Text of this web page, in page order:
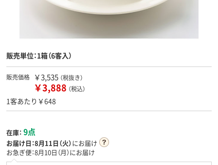
販売単位：1箱（6客入）
販売価格 ￥3,535 （税抜き）
￥3,888 （税込）
1客あたり￥648
在庫： 9点
お届け日：8月11日（火）にお届け
お急ぎ便：8月10日（月）にお届け